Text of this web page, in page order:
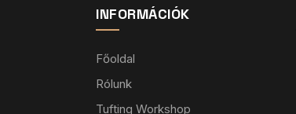
INFORMÁCIÓK
Főoldal
Rólunk
Tufting Workshop